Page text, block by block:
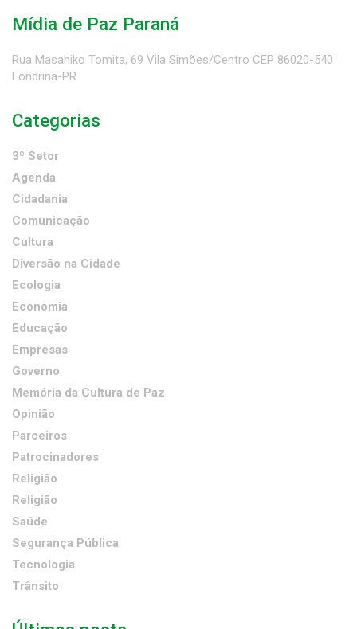
Mídia de Paz Paraná
Rua Masahiko Tomita, 69 Vila Simões/Centro CEP 86020-540
Londrina-PR
Categorias
3º Setor
Agenda
Cidadania
Comunicação
Cultura
Diversão na Cidade
Ecologia
Economia
Educação
Empresas
Governo
Memória da Cultura de Paz
Opinião
Parceiros
Patrocinadores
Religião
Religião
Saúde
Segurança Pública
Tecnologia
Trânsito